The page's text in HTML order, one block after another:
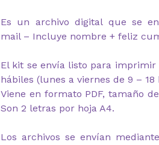
Es un archivo digital que se
mail – Incluye nombre + feliz
El kit se envía listo para imprimir
hábiles (lunes a viernes de 9 – 18
Viene en formato PDF, tamaño
Son 2 letras por hoja A4.
Los archivos se envían